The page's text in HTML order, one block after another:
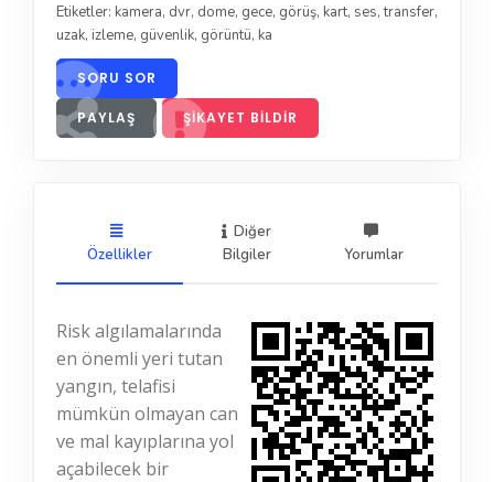
Etiketler: kamera, dvr, dome, gece, görüş, kart, ses,transfer,
uzak, izleme, güvenlik, görüntü, ka
SORU SOR
PAYLAŞ ŞIKAYET BILDIR
Özellikler
Diğer
Bilgiler
Yorumlar
Risk algılamalarında
en önemli yeri tutan
yangın, telafisi
mümkün olmayan can
ve mal kayıplarına yol
açabilecek bir